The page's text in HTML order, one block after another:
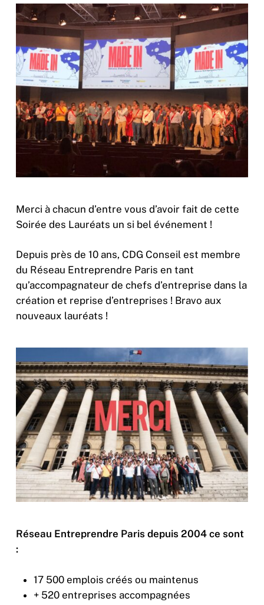
Merci à chacun d’entre vous d’avoir fait de cette
Soirée des Lauréats un si bel événement !
Depuis près de 10 ans, CDG Conseil est membre
du Réseau Entreprendre Paris en tant
qu’accompagnateur de chefs d’entreprise dans la
création et reprise d’entreprises ! Bravo aux
nouveaux lauréats !
Réseau Entreprendre Paris depuis 2004 ce sont
:
17 500 emplois créés ou maintenus
+ 520 entreprises accompagnées